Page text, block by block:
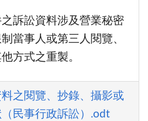
訴訟資料涉及營業秘密
當事人或第三人閱覽、
方式之重製。
之閱覽、抄錄、攝影或
民事行政訴訟）.odt